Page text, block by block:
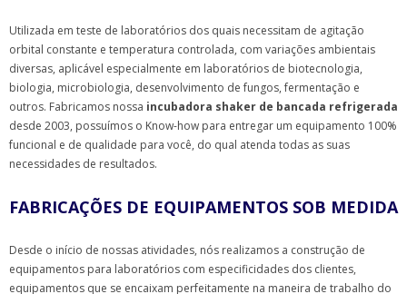
Utilizada em teste de laboratórios dos quais necessitam de agitação
orbital constante e temperatura controlada, com variações ambientais
diversas, aplicável especialmente em laboratórios de biotecnologia,
biologia, microbiologia, desenvolvimento de fungos, fermentação e
outros. Fabricamos nossa incubadora shaker de bancada refrigerada
desde 2003, possuímos o Know-how para entregar um equipamento 100%
funcional e de qualidade para você, do qual atenda todas as suas
necessidades de resultados.
FABRICAÇÕES DE EQUIPAMENTOS SOB MEDIDA
Desde o início de nossas atividades, nós realizamos a construção de
equipamentos para laboratórios com especificidades dos clientes,
equipamentos que se encaixam perfeitamente na maneira de trabalho do